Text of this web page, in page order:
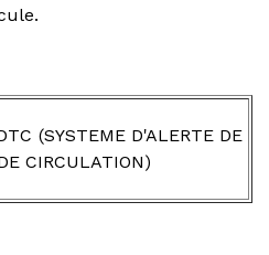
(SYSTEME D'ALERTE DE
CIRCULATION)